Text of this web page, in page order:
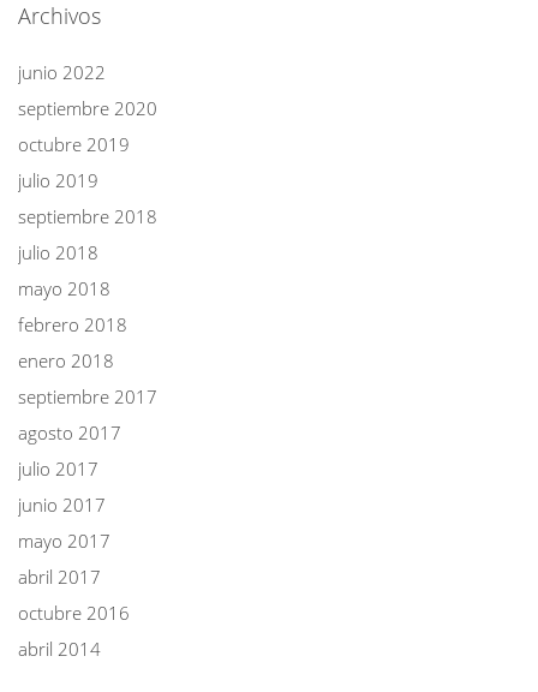
Archivos
junio 2022
septiembre 2020
octubre 2019
julio 2019
septiembre 2018
julio 2018
mayo 2018
febrero 2018
enero 2018
septiembre 2017
agosto 2017
julio 2017
junio 2017
mayo 2017
abril 2017
octubre 2016
abril 2014